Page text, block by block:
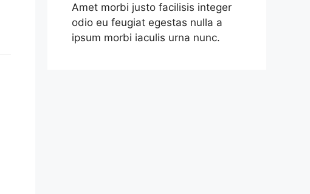
Amet morbi justo facilisis integer
odio eu feugiat egestas nulla a
ipsum morbi iaculis urna nunc.